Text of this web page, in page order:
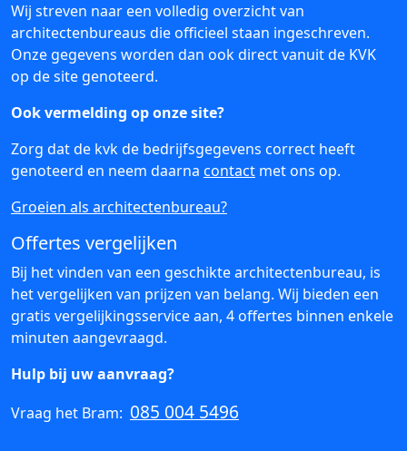
Wij streven naar een volledig overzicht van
architectenbureaus die officieel staan ingeschreven.
Onze gegevens worden dan ook direct vanuit de KVK
op de site genoteerd.
Ook vermelding op onze site?
Zorg dat de kvk de bedrijfsgegevens correct heeft
genoteerd en neem daarna contact met ons op.
Groeien als architectenbureau?
Offertes vergelijken
Bij het vinden van een geschikte architectenbureau, is
het vergelijken van prijzen van belang. Wij bieden een
gratis vergelijkingsservice aan, 4 offertes binnen enkele
minuten aangevraagd.
Hulp bij uw aanvraag?
Vraag het Bram: 085 004 5496